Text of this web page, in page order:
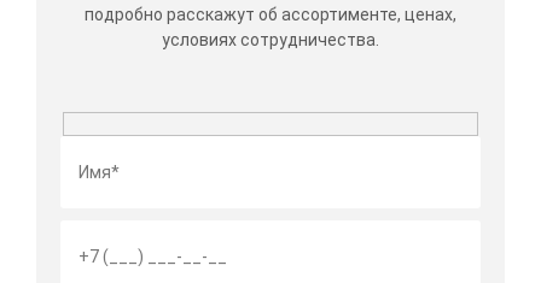
подробно расскажут об ассортименте, ценах,
условиях сотрудничества.